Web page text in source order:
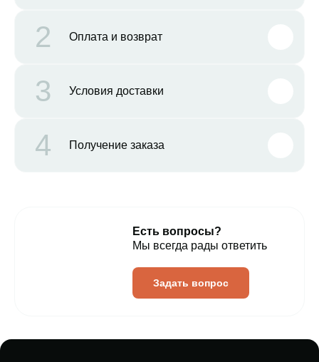
2 Оплата и возврат
3 Условия доставки
4 Получение заказа
Есть вопросы?
Мы всегда рады ответить
Задать вопрос